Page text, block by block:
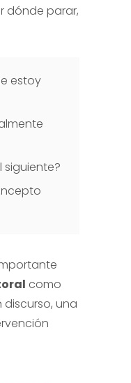
dónde parar,
estoy
siguiente?
como
una